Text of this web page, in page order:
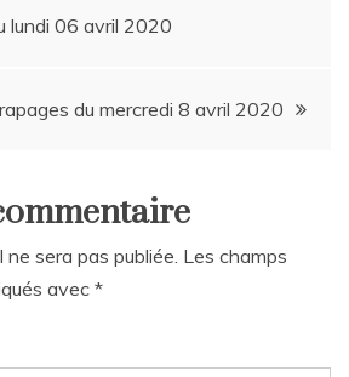
lundi 06 avril 2020
du mercredi 8 avril 2020
sera pas publiée. Les champs
avec *